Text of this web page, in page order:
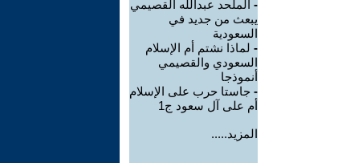
- الملحد عبدالله القصيمي
يبعث من جديد في
السعودية
- لماذا نشتم أم الإسلام
السعودي والقصيمي
أنموذجا
- جاستا حرب على الإسلام
أم على آل سعود ج1
المزيد.....